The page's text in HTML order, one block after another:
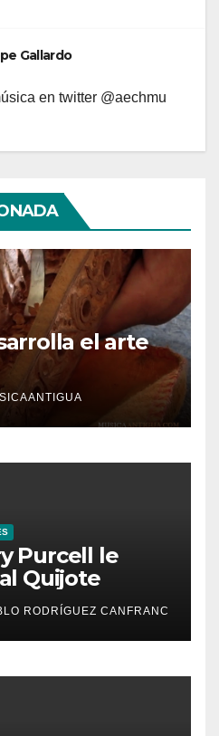
Gallardo
en twitter @aechmu
el arte
Purcell le
Quijote
RODRÍGUEZ CANFRANC